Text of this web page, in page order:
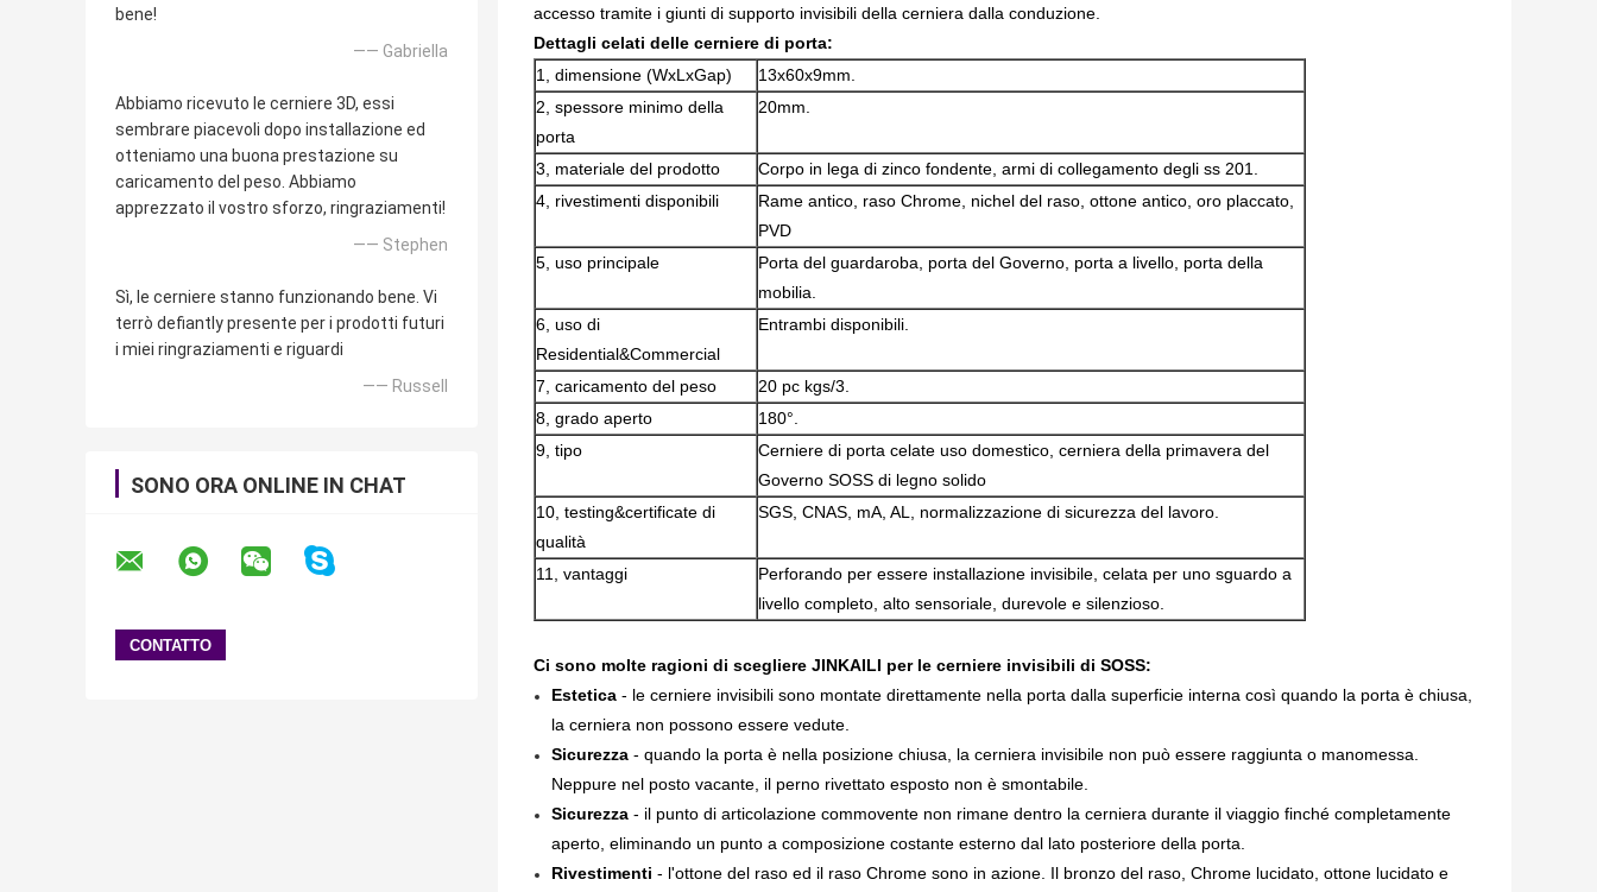
bene!
—— Gabriella
Abbiamo ricevuto le cerniere 3D, essi
sembrare piacevoli dopo installazione ed
otteniamo una buona prestazione su
caricamento del peso. Abbiamo
apprezzato il vostro sforzo, ringraziamenti!
—— Stephen
Sì, le cerniere stanno funzionando bene. Vi
terrò defiantly presente per i prodotti futuri
i miei ringraziamenti e riguardi
—— Russell
SONO ORA ONLINE IN CHAT
accesso tramite i giunti di supporto invisibili della cerniera dalla conduzione.
Dettagli celati delle cerniere di porta:
1, dimensione (WxLxGap)
13x60x9mm.
2, spessore minimo della
porta
20mm.
3, materiale del prodotto
Corpo in lega di zinco fondente, armi di collegamento degli ss 201.
4, rivestimenti disponibili
Rame antico, raso Chrome, nichel del raso, ottone antico, oro placcato,
PVD
5, uso principale
Porta del guardaroba, porta del Governo, porta a livello, porta della
mobilia.
6, uso di
Residential&Commercial
Entrambi disponibili.
7, caricamento del peso
20 pc kgs/3.
8, grado aperto
180°.
9, tipo
Cerniere di porta celate uso domestico, cerniera della primavera del
Governo SOSS di legno solido
10, testing&certificate di
qualità
SGS, CNAS, mA, AL, normalizzazione di sicurezza del lavoro.
11, vantaggi
Perforando per essere installazione invisibile, celata per uno sguardo a
livello completo, alto sensoriale, durevole e silenzioso.
Ci sono molte ragioni di scegliere JINKAILI per le cerniere invisibili di SOSS:
Estetica - le cerniere invisibili sono montate direttamente nella porta dalla superficie interna così quando la porta è chiusa,
la cerniera non possono essere vedute.
Sicurezza - quando la porta è nella posizione chiusa, la cerniera invisibile non può essere raggiunta o manomessa.
Neppure nel posto vacante, il perno rivettato esposto non è smontabile.
Sicurezza - il punto di articolazione commovente non rimane dentro la cerniera durante il viaggio finché completamente
aperto, eliminando un punto a composizione costante esterno dal lato posteriore della porta.
Rivestimenti - l'ottone del raso ed il raso Chrome sono in azione. Il bronzo del raso, Chrome lucidato, ottone lucidato e